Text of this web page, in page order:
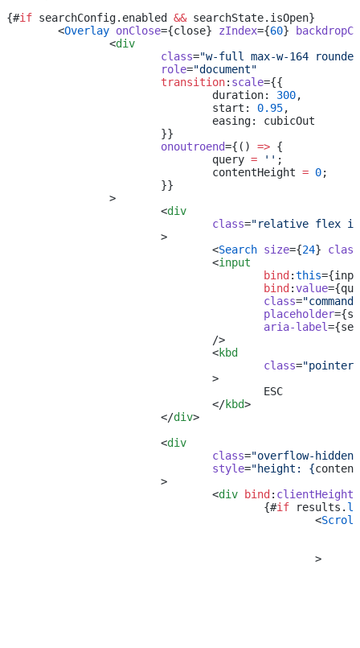
{#if searchConfig.enabled && searchState.isOpen}
	<
Overlay onClose={close} zIndex={60}
		<
div
			class
="w-full max-w-164
			role
="document"
			transition
: scale={{
				duration:
300,
				start:
0.95,
				easing: cubicOut
			}}
			onoutroend
={() => {
				query
= '' ;
				contentHeight
= 0;
			}}
		>
			<
div
				class
="relative flex
			>
				<
Search size={24} class
				<
input
					bind
:this
					bind
:value
					class
=
					placeholder
					aria-label
				/>
				<
kbd
					class
=
				>
					ESC
				</
kbd>
			</
div>
			<
div
				class
="overflow-
				style
="height: {
			>
				<
div bind : clientHeight
					{#
if results.
						<
						>